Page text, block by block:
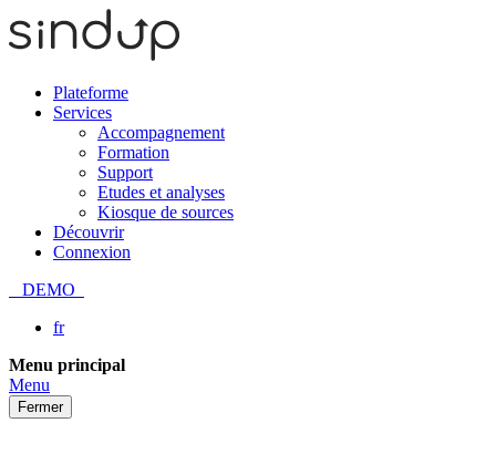
Plateforme
Services
Accompagnement
Formation
Support
Etudes et analyses
Kiosque de sources
Découvrir
Connexion
DEMO
fr
Passer
au
contenu
Menu principal
Menu
Fermer